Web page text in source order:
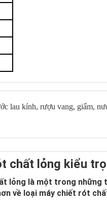
lau kính, rượu vang, giấm,
chất lỏng kiểu
lỏng là một trong những
về loại máy chiết rót